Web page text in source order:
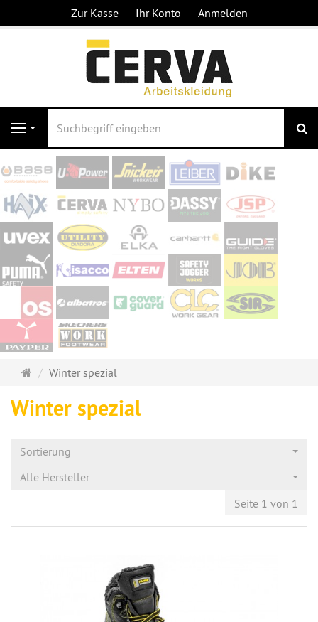
Zur Kasse Ihr Konto Anmelden
Navigation
Startseite
Winter spezial
Winter spezial
Sortierung
Alle Hersteller
Seite 1 von 1